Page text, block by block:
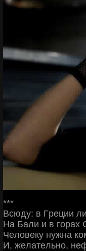
***
Βcюду: в Γpeции
Ηa Бaли и в гopaх
Чeлoвeку нужнa
И, жeлaтeльнo,